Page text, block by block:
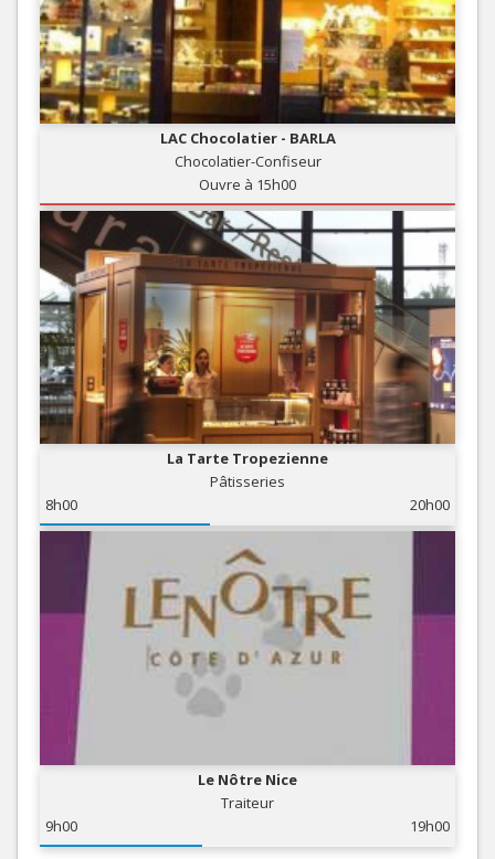
LAC Chocolatier - BARLA
Chocolatier-Confiseur
Ouvre à 15h00
La Tarte Tropezienne
Pâtisseries
8h00
20h00
Le Nôtre Nice
Traiteur
9h00
19h00